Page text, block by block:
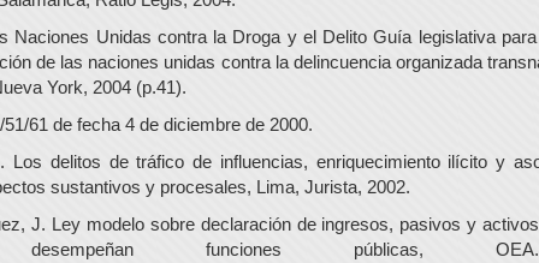
Naciones Unidas contra la Droga y el Delito Guía legislativa
de las naciones unidas contra la delincuencia organizada
York, 2004 (p.41).
61 de fecha 4 de diciembre de 2000.
Los delitos de tráfico de influencias, enriquecimiento ilícito y
sustantivos y procesales, Lima, Jurista, 2002.
J. Ley modelo sobre declaración de ingresos, pasivos y
desempeñan funciones públicas,